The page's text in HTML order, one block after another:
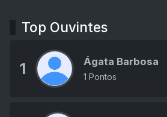
Top Ouvintes
1 Ágata Barbosa
1 Pontos